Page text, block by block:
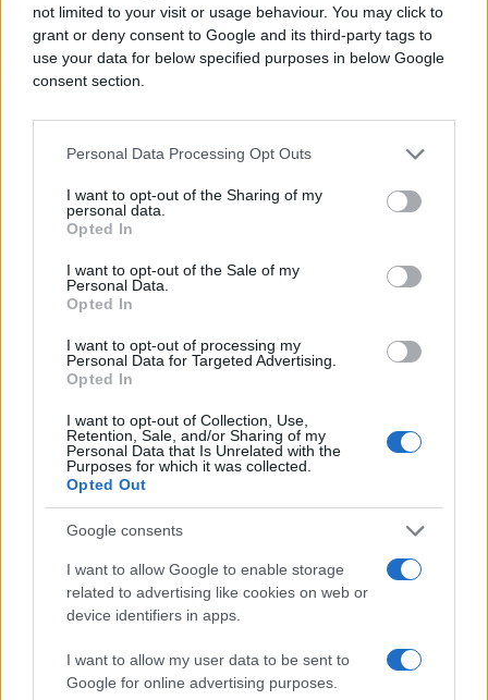
not limited to your visit or usage behaviour. You may click to
grant or deny consent to Google and its third-party tags to
use your data for below specified purposes in below Google
consent section.
Personal Data Processing Opt Outs
I want to opt-out of the Sharing of my
personal data.
Opted In
I want to opt-out of the Sale of my
Personal Data.
Opted In
I want to opt-out of processing my
Personal Data for Targeted Advertising.
Opted In
I want to opt-out of Collection, Use,
Retention, Sale, and/or Sharing of my
Personal Data that Is Unrelated with the
Purposes for which it was collected.
Opted Out
Google consents
I want to allow Google to enable storage
related to advertising like cookies on web or
device identifiers in apps.
I want to allow my user data to be sent to
Google for online advertising purposes.
Ako osnovano sumnjate na ubrzan rad štitne
žlijezde, obavezno provjerite da li imate sljedeće
simptome:
Ubrzan ili nepravilan rad srca, čak i kada potpuno
mirno sjedite.
Nagli gubitak kilograma, iako jedete normalno ili
čak više nego obično.
Iznenadne napade nervoze, snažne anksioznosti i
primjetni tremor u rukama.
Promjene u kvalitetu kose, koja naglo postaje tanka
i opada više nego prije.
Otežan san koji ozbiljno iscrpljuje organizam iz
nedjelje u nedjelju.
Kada je vrijeme za posjetu ljekaru?
Nemojte sami postavljati dijagnozu. Ako se noćno
znojenje ponavlja više puta nedjeljno, odmah
zakažite pregled kod endokrinologa. Laboratorijske
analize krvi za hormone T3, T4 i TSH daće jasnu
U međuvremenu, spustite temperaturu u sobi na